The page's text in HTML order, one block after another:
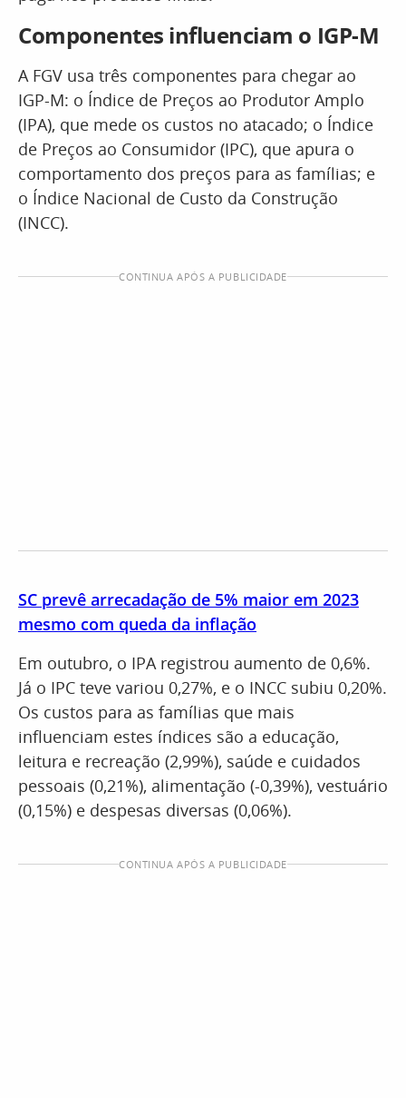
Componentes influenciam o IGP-M
A FGV usa três componentes para chegar ao
IGP-M: o Índice de Preços ao Produtor Amplo
(IPA), que mede os custos no atacado; o Índice
de Preços ao Consumidor (IPC), que apura o
comportamento dos preços para as famílias; e
o Índice Nacional de Custo da Construção
(INCC).
CONTINUA APÓS A PUBLICIDADE
SC prevê arrecadação de 5% maior em 2023
mesmo com queda da inflação
Em outubro, o IPA registrou aumento de 0,6%.
Já o IPC teve variou 0,27%, e o INCC subiu 0,20%.
Os custos para as famílias que mais
influenciam estes índices são a educação,
leitura e recreação (2,99%), saúde e cuidados
pessoais (0,21%), alimentação (-0,39%), vestuário
(0,15%) e despesas diversas (0,06%).
CONTINUA APÓS A PUBLICIDADE